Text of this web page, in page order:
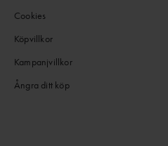
Cookies
Köpvillkor
Kampanjvillkor
Ångra ditt köp